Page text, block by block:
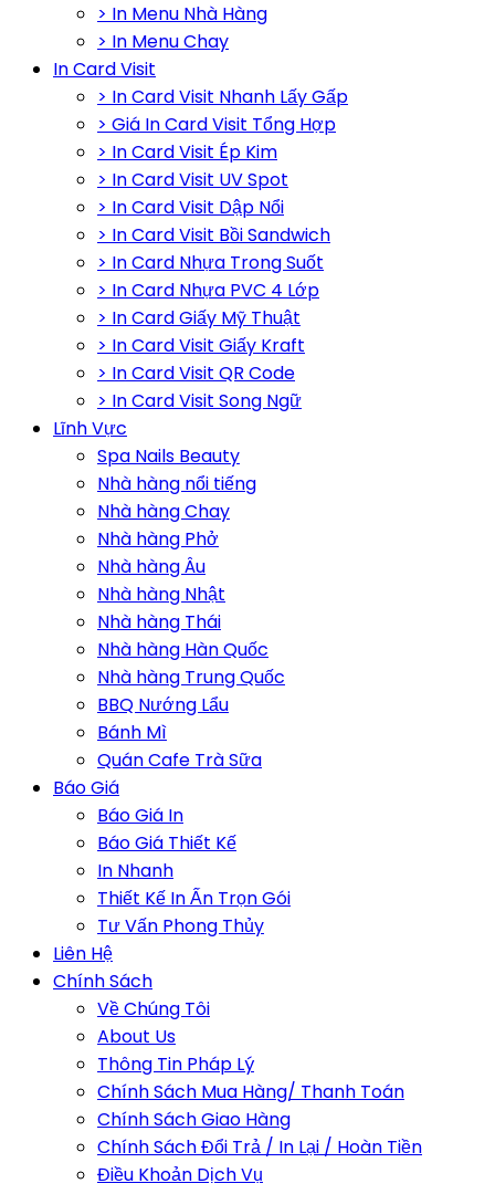
> In Menu Nhà Hàng
> In Menu Chay
In Card Visit
> In Card Visit Nhanh Lấy Gấp
> Giá In Card Visit Tổng Hợp
> In Card Visit Ép Kim
> In Card Visit UV Spot
> In Card Visit Dập Nổi
> In Card Visit Bồi Sandwich
> In Card Nhựa Trong Suốt
> In Card Nhựa PVC 4 Lớp
> In Card Giấy Mỹ Thuật
> In Card Visit Giấy Kraft
> In Card Visit QR Code
> In Card Visit Song Ngữ
Lĩnh Vực
Spa Nails Beauty
Nhà hàng nổi tiếng
Nhà hàng Chay
Nhà hàng Phở
Nhà hàng Âu
Nhà hàng Nhật
Nhà hàng Thái
Nhà hàng Hàn Quốc
Nhà hàng Trung Quốc
BBQ Nướng Lẩu
Bánh Mì
Quán Cafe Trà Sữa
Báo Giá
Báo Giá In
Báo Giá Thiết Kế
In Nhanh
Thiết Kế In Ấn Trọn Gói
Tư Vấn Phong Thủy
Liên Hệ
Chính Sách
Về Chúng Tôi
About Us
Thông Tin Pháp Lý
Chính Sách Mua Hàng/ Thanh Toán
Chính Sách Giao Hàng
Chính Sách Đổi Trả / In Lại / Hoàn Tiền
Điều Khoản Dịch Vụ